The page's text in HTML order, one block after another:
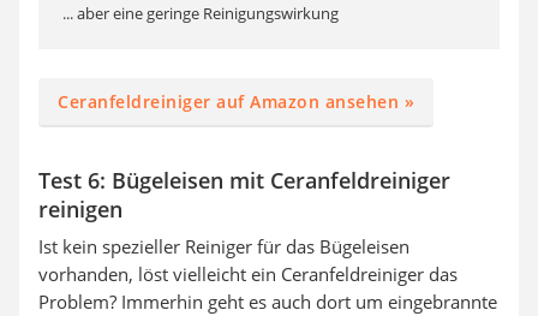
... aber eine geringe Reinigungswirkung
Ceranfeldreiniger auf Amazon ansehen »
Test 6: Bügeleisen mit Ceranfeldreiniger
reinigen
Ist kein spezieller Reiniger für das Bügeleisen
vorhanden, löst vielleicht ein Ceranfeldreiniger das
Problem? Immerhin geht es auch dort um eingebrannte